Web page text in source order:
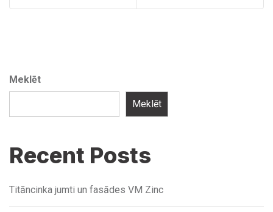
Meklēt
Meklēt
Recent Posts
Titāncinka jumti un fasādes VM Zinc